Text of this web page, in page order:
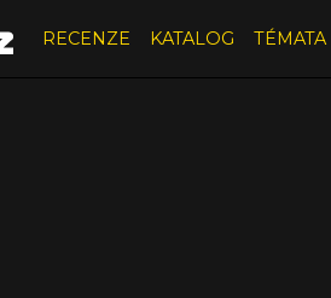
RECENZE KATALOG TÉMATA